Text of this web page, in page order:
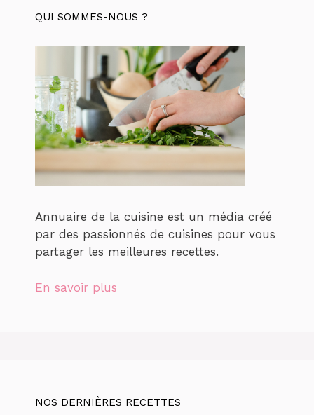
QUI SOMMES-NOUS ?
Annuaire de la cuisine est un média créé
par des passionnés de cuisines pour vous
partager les meilleures recettes.
En savoir plus
NOS DERNIÈRES RECETTES